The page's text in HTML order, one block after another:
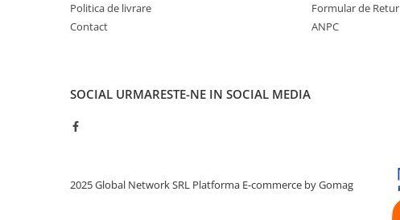
Politica de livrare
Contact
Formular de Retur
ANPC
SOCIAL URMARESTE-NE IN SOCIAL MEDIA
2025 Global Network SRL Platforma E-commerce by Gomag